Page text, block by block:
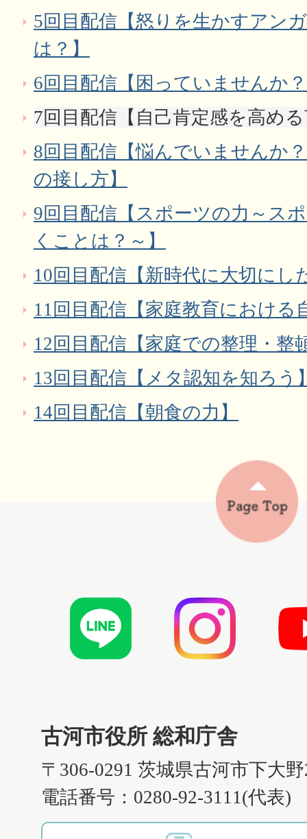
5回目配信【怒りを生かすアン
は？】
6回目配信【困っていませんか
7回目配信【自己肯定感を高め
8回目配信【悩んでいませんか
の接し方】
9回目配信【スポーツの力～ス
くことは？～】
10回目配信【新時代に大切にし
11回目配信【家庭教育における
12回目配信【家庭での整理・整
13回目配信【メタ認知を知ろう
14回目配信【朝食の力】
古河市役所 総和庁舎
〒306-0291 茨城県古河市下大
電話番号：0280-92-3111(代表)